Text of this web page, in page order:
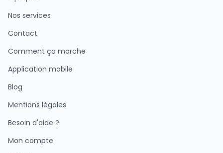
Nos services
Contact
Comment ça marche
Application mobile
Blog
Mentions légales
Besoin d'aide ?
Mon compte